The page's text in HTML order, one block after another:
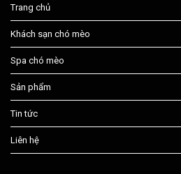
Trang chủ
Khách sạn chó mèo
Spa chó mèo
Sản phẩm
Tin tức
Liên hệ